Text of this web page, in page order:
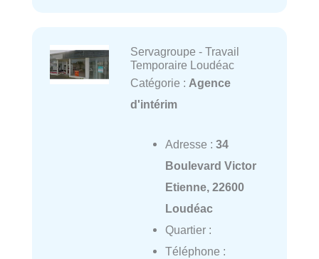
Servagroupe - Travail
Temporaire Loudéac
Catégorie : Agence
d'intérim
Adresse : 34
Boulevard Victor
Etienne, 22600
Loudéac
Quartier :
Téléphone :